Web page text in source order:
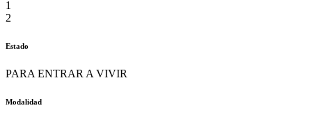
1
2
Estado
PARA ENTRAR A VIVIR
Modalidad